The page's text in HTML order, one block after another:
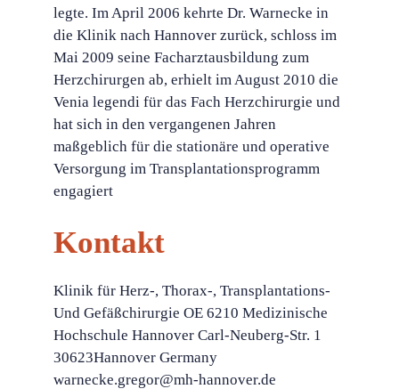
legte. Im April 2006 kehrte Dr. Warnecke in
die Klinik nach Hannover zurück, schloss im
Mai 2009 seine Facharztausbildung zum
Herzchirurgen ab, erhielt im August 2010 die
Venia legendi für das Fach Herzchirurgie und
hat sich in den vergangenen Jahren
maßgeblich für die stationäre und operative
Versorgung im Transplantationsprogramm
engagiert
Kontakt
Klinik für Herz-, Thorax-, Transplantations-
Und Gefäßchirurgie OE 6210 Medizinische
Hochschule Hannover Carl-Neuberg-Str. 1
30623Hannover Germany
warnecke.gregor@mh-hannover.de